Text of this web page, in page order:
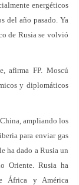
energéticos
del año pasado. Ya
de Rusia se volvió
afirma FP. Moscú
y diplomáticos
ampliando los
para enviar gas
ha dado a Rusia un
Oriente. Rusia ha
África y América